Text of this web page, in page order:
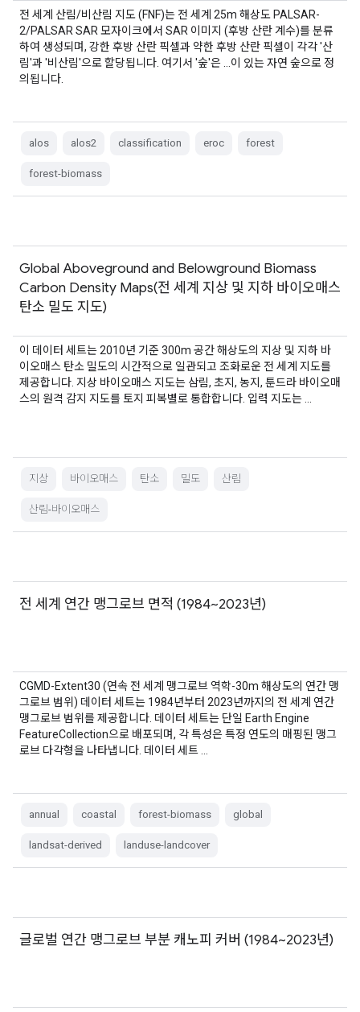
전 세계 산림/비산림 지도 (FNF)는 전 세계 25m 해상도 PALSAR-
2/PALSAR SAR 모자이크에서 SAR 이미지 (후방 산란 계수)를 분류
하여 생성되며, 강한 후방 산란 픽셀과 약한 후방 산란 픽셀이 각각 '산
림'과 '비산림'으로 할당됩니다. 여기서 '숲'은 …이 있는 자연 숲으로 정
의됩니다.
alos alos2 classification eroc forest
forest-biomass
Global Aboveground and Belowground Biomass
Carbon Density Maps(전 세계 지상 및 지하 바이오매스
탄소 밀도 지도)
이 데이터 세트는 2010년 기준 300m 공간 해상도의 지상 및 지하 바
이오매스 탄소 밀도의 시간적으로 일관되고 조화로운 전 세계 지도를
제공합니다. 지상 바이오매스 지도는 삼림, 초지, 농지, 툰드라 바이오매
스의 원격 감지 지도를 토지 피복별로 통합합니다. 입력 지도는 …
지상 바이오매스 탄소 밀도 산림
산림-바이오매스
전 세계 연간 맹그로브 면적 (1984~2023년)
CGMD-Extent30 (연속 전 세계 맹그로브 역학-30m 해상도의 연간 맹
그로브 범위) 데이터 세트는 1984년부터 2023년까지의 전 세계 연간
맹그로브 범위를 제공합니다. 데이터 세트는 단일 Earth Engine
FeatureCollection으로 배포되며, 각 특성은 특정 연도의 매핑된 맹그
로브 다각형을 나타냅니다. 데이터 세트 …
annual coastal forest-biomass global
landsat-derived landuse-landcover
글로벌 연간 맹그로브 부분 캐노피 커버 (1984~2023년)